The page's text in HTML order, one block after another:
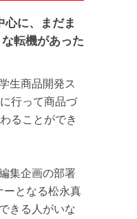
に、まだま
転機があった
生商品開発ス
行って商品づ
ることができ
集企画の部署
ーとなる松永真
きる人がいな